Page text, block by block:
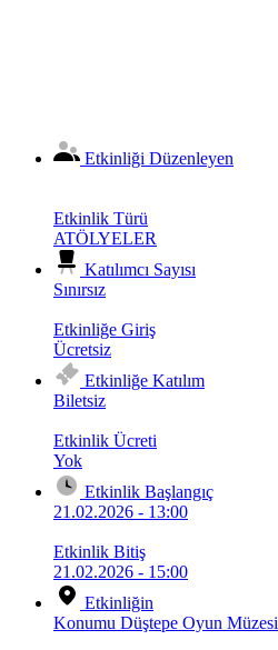
Etkinliği Düzenleyen
Etkinlik Türü
ATÖLYELER
Katılımcı Sayısı
Sınırsız
Etkinliğe Giriş
Ücretsiz
Etkinliğe Katılım
Biletsiz
Etkinlik Ücreti
Yok
Etkinlik Başlangıç
21.02.2026 - 13:00
Etkinlik Bitiş
21.02.2026 - 15:00
Etkinliğin
Konumu Düştepe Oyun Müzesi